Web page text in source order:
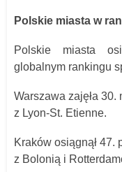
Polskie miasta w
Polskie miasta
globalnym rankingu
Warszawa zajęła
z Lyon-St. Etienne.
Kraków osiągnął 47.
z Bolonią i